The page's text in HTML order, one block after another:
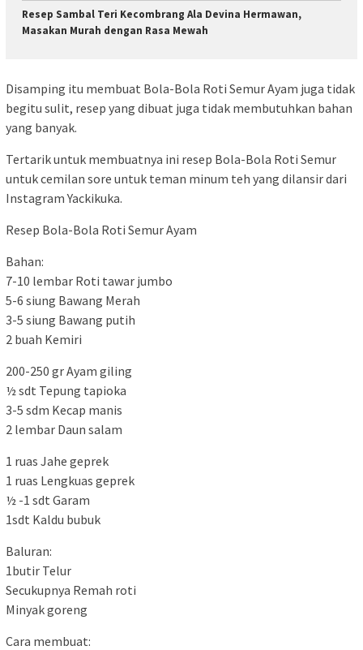
Resep Sambal Teri Kecombrang Ala Devina Hermawan,
Masakan Murah dengan Rasa Mewah
Disamping itu membuat Bola-Bola Roti Semur Ayam juga tidak
begitu sulit, resep yang dibuat juga tidak membutuhkan bahan
yang banyak.
Tertarik untuk membuatnya ini resep Bola-Bola Roti Semur
untuk cemilan sore untuk teman minum teh yang dilansir dari
Instagram Yackikuka.
Resep Bola-Bola Roti Semur Ayam
Bahan:
7-10 lembar Roti tawar jumbo
5-6 siung Bawang Merah
3-5 siung Bawang putih
2 buah Kemiri
200-250 gr Ayam giling
½ sdt Tepung tapioka
3-5 sdm Kecap manis
2 lembar Daun salam
1 ruas Jahe geprek
1 ruas Lengkuas geprek
½ -1 sdt Garam
1sdt Kaldu bubuk
Baluran:
1butir Telur
Secukupnya Remah roti
Minyak goreng
Cara membuat: